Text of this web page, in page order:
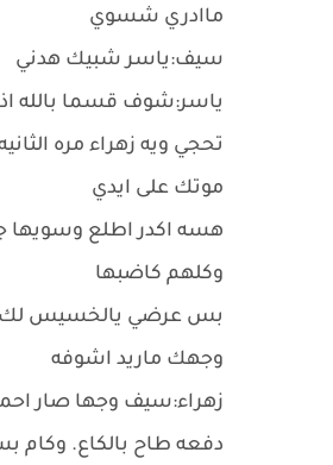
ماادري شسوي
سيف:ياسر شبيك هدني
ياسر:شوف قسما بالله
تحجي ويه زهراء مره
موتك على ايدي
هسه اكدر اطلع وسويها
وكلهم كاضبها
بس عرضي يالخسيس
وجهك ماريد اشوفه
زهراء:سيف وجها صار
دفعه طاح بالكاع. وكام